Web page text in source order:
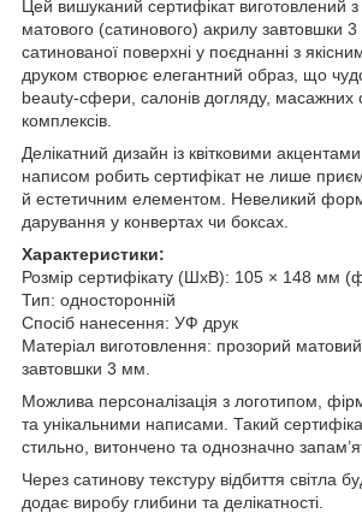
Цей вишуканий сертифікат виготовлений
матового (сатинового) акрилу завтовшки
сатинованої поверхні у поєднанні з
друком створює елегантний образ, що
beauty-сфери, салонів догляду, масажних
комплексів.
Делікатний дизайн із квітковими
написом робить сертифікат не лише
й естетичним елементом. Невеликий
дарування у конвертах чи боксах.
Характеристики:
Розмір сертифікату (ШхВ): 105 × 148 мм
Тип: односторонній
Спосіб нанесення: УФ друк
Матеріал виготовлення: прозорий
завтовшки 3 мм.
Можлива персоналізація з логотипом,
та унікальними написами. Такий
стильно, витончено та однозначно
Через сатинову текстуру відбиття світла
додає виробу глибини та делікатності.